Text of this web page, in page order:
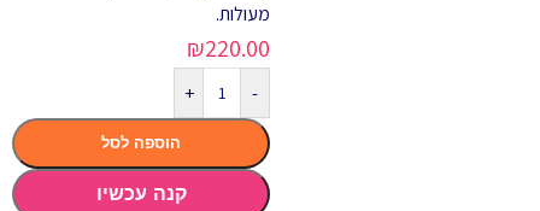
מעולות.
₪220.00
-
+
הוספה לסל
קנה עכשיו